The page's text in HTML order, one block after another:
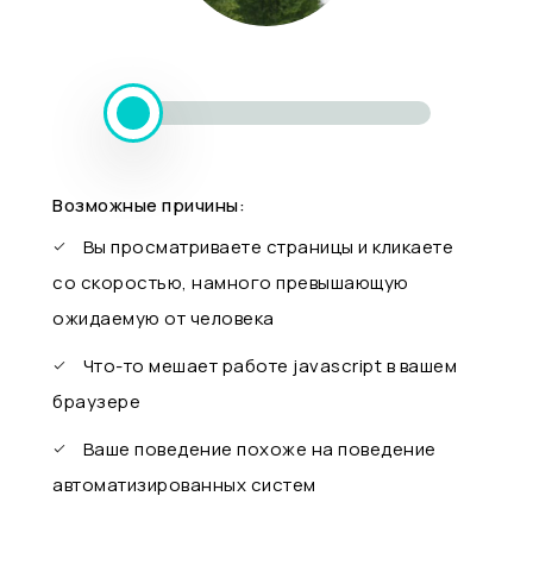
Возможные причины:
Вы просматриваете страницы и кликаете
со скоростью, намного превышающую
ожидаемую от человека
Что-то мешает работе javascript в вашем
браузере
Ваше поведение похоже на поведение
автоматизированных систем